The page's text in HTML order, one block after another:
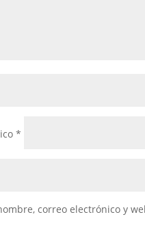
*
correo electrónico y